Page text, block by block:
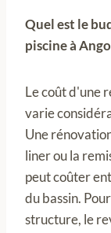
Quel est le
piscine à
Le coût d'une
varie
Une
liner ou la
peut coûter
du bassin.
structure, le